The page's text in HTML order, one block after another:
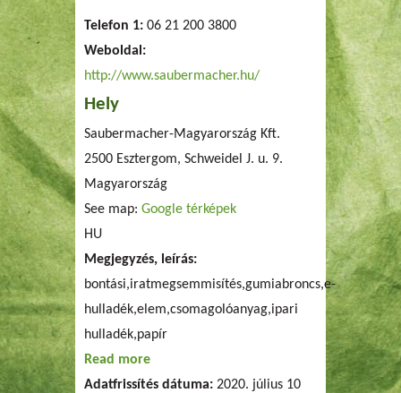
Telefon 1: 06 21 200 3800
Weboldal:
http://www.saubermacher.hu/
Hely
Saubermacher-Magyarország Kft.
2500 Esztergom, Schweidel J. u. 9.
Magyarország
See map: Google térképek
HU
Megjegyzés, leírás:
bontási,iratmegsemmisítés,gumiabroncs,e-
hulladék,elem,csomagolóanyag,ipari
hulladék,papír
Read more about Saubermacher-Magyarország Kft.
Adatfrissítés dátuma: 2020. július 10